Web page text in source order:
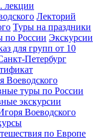
лекции
Лекторий
Туры на праздники
по России Экскурсии
для групп от 10
Петербург
Воеводского
туры по России
экскурсии
Воеводского
по Европе